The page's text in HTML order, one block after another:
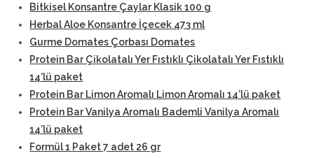
Bitkisel Konsantre Çaylar Klasik 100 g
Herbal Aloe Konsantre İçecek 473 ml
Gurme Domates Çorbası Domates
Protein Bar Çikolatalı Yer Fıstıklı Çikolatalı Yer Fıstıklı
14’lü paket
Protein Bar Limon Aromalı Limon Aromalı 14’lü paket
Protein Bar Vanilya Aromalı Bademli Vanilya Aromalı
14’lü paket
Formül 1 Paket 7 adet 26 gr